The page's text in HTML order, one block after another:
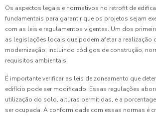
Os aspectos legais e normativos no retrofit de
fundamentais para garantir que os projetos sejam
com as leis e regulamentos vigentes. Um dos
as legislações locais que podem afetar a realização
modernização, incluindo códigos de construção,
requisitos ambientais.
É importante verificar as leis de zoneamento que
edifício pode ser modificado. Essas regulações
utilização do solo, alturas permitidas, e a
ser ocupada. A conformidade com essas normas é